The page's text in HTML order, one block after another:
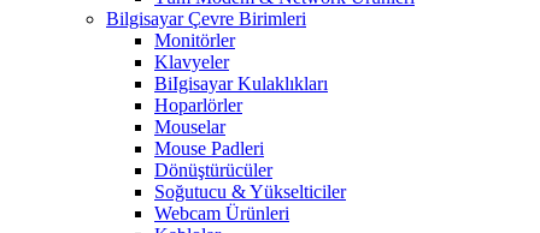
Bilgisayar Çevre Birimleri
Monitörler
Klavyeler
BiIgisayar Kulaklıkları
Hoparlörler
Mouselar
Mouse Padleri
Dönüştürücüler
Soğutucu & Yükselticiler
Webcam Ürünleri